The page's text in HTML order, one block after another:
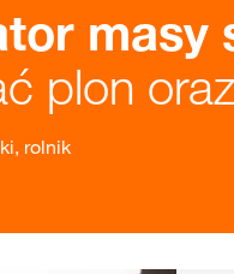
masy
plon
rolnik